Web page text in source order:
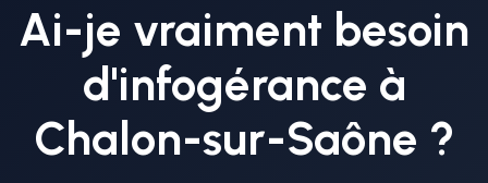
Ai-je vraiment besoin
d'infogérance à
Chalon-sur-Saône ?